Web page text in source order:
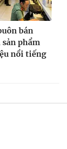
bán
phẩm
nổi tiếng